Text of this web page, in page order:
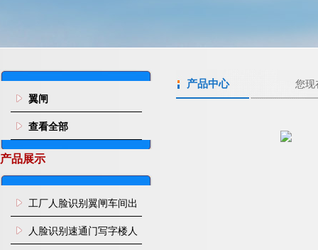
翼闸
查看全部
产品展示
工厂人脸识别翼闸车间出
入口人行通道门禁
人脸识别速通门写字楼人
产品中心 您现